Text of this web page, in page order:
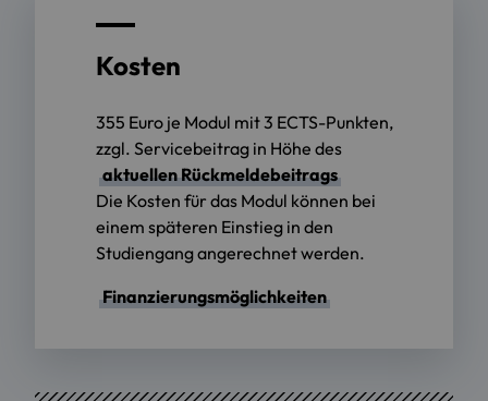
Kosten
355 Euro je Modul mit 3 ECTS-Punkten,
zzgl. Servicebeitrag in Höhe des
aktuellen Rückmeldebeitrags
Die Kosten für das Modul können bei
einem späteren Einstieg in den
Studiengang angerechnet werden.
Finanzierungsmöglichkeiten